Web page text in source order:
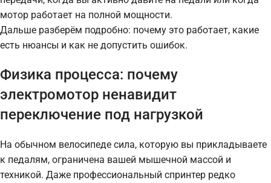
мотор работает на полной мощности.
Дальше разберём подробно: почему это работает, какие
есть нюансы и как не допустить ошибок.
Физика процесса: почему
электромотор ненавидит
переключение под нагрузкой
На обычном велосипеде сила, которую вы прикладываете
к педалям, ограничена вашей мышечной массой и
техникой. Даже профессиональный спринтер редко